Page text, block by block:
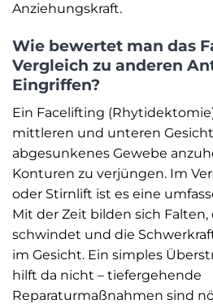
Anziehungskraft.
Wie bewertet man das
Vergleich zu anderen
Eingriffen?
Ein Facelifting
mittleren und unteren
abgesunkenes Gewebe
Konturen zu verjüngen. Im
oder Stirnlift ist es eine
Mit der Zeit bilden sich Falten,
schwindet und die
im Gesicht. Ein simples
hilft da nicht – tiefergehende
Reparaturmaßnahmen sind